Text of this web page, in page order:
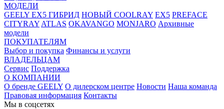
МОДЕЛИ
GEELY EX5 ГИБРИД НОВЫЙ COOLRAY EX5 PREFACE
CITYRAY ATLAS OKAVANGO MONJARO Архивные
модели
ПОКУПАТЕЛЯМ
Выбор и покупка Финансы и услуги
ВЛАДЕЛЬЦАМ
Сервис Поддержка
О КОМПАНИИ
О бренде GEELY О дилерском центре Новости Наша команда
Правовая информация Контакты
Мы в соцсетях